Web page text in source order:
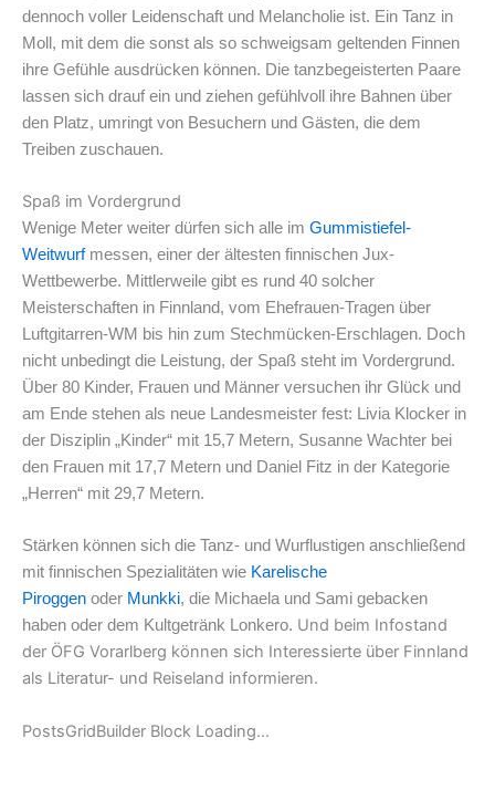
dennoch voller Leidenschaft und Melancholie ist. Ein Tanz in
Moll, mit dem die sonst als so schweigsam geltenden Finnen
ihre Gefühle ausdrücken können. Die tanzbegeisterten Paare
lassen sich drauf ein und ziehen gefühlvoll ihre Bahnen über
den Platz, umringt von Besuchern und Gästen, die dem
Treiben zuschauen.
Spaß im Vordergrund
Wenige Meter weiter dürfen sich alle im Gummistiefel-
Weitwurfmessen, einer der ältesten finnischen Jux-
Wettbewerbe. Mittlerweile gibt es rund 40 solcher
Meisterschaften in Finnland, vom Ehefrauen-Tragen über
Luftgitarren-WM bis hin zum Stechmücken-Erschlagen. Doch
nicht unbedingt die Leistung, der Spaß steht im Vordergrund.
Über 80 Kinder, Frauen und Männer versuchen ihr Glück und
am Ende stehen als neue Landesmeister fest: Livia Klocker in
der Disziplin „Kinder“ mit 15,7 Metern, Susanne Wachter bei
den Frauen mit 17,7 Metern und Daniel Fitz in der Kategorie
„Herren“ mit 29,7 Metern.
Stärken können sich die Tanz- und Wurflustigen anschließend
mit finnischen Spezialitäten wie Karelische
Piroggen oder Munkki, die Michaela und Sami gebacken
haben oder dem Kultgetränk Lonkero. Und beim Infostand
der ÖFG Vorarlberg können sich Interessierte über Finnland
als Literatur- und Reiseland informieren.
PostsGridBuilder Block Loading…